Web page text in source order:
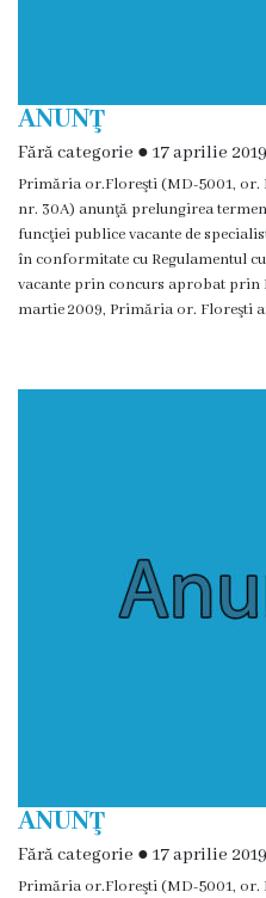
Funcţii
vacante
Consiliul
Secretar
Consiliului
online
verbale
ale
ANUNŢ
Fără categorie ● 17 aprilie 2019
Primăria or.Floreşti (MD-5001, or.
nr. 30A) anunţă prelungirea
funcţiei publice vacante de
în conformitate cu Regulamentul
vacante prin concurs aprobat prin
martie 2009, Primăria or. Floreşti
ANUNŢ
Fără categorie ● 17 aprilie 2019
Primăria or.Floreşti (MD-5001, or.